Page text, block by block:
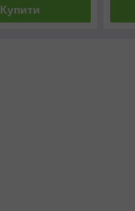
Купити